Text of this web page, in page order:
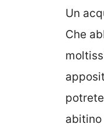
Un
Che
abitino